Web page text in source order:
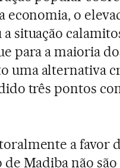
economia, o
situação
para a maioria
uma alternativa
três pontos
a favor
de Madiba não